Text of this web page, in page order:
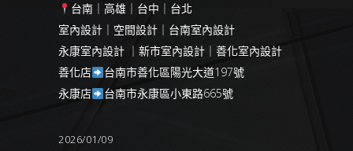
台南｜高雄｜台中｜台北
室內設計｜空間設計｜台南室內設計
永康室內設計 ｜新市室內設計｜善化室內設計
善化店
台南市善化區陽光大道197號
永康店
台南市永康區小東路665號
2026/01/09